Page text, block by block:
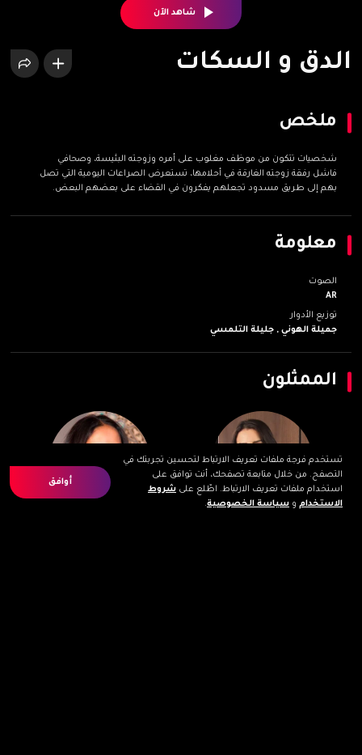
شاهد الآن
الدق و السكات
ملخص
شخصيات تتكون من موظف مغلوب على أمره وزوجته البئيسة، وصحافي
فاشل رفقة زوجته الغارقة في أحلامها، تستعرض الصراعات اليومية التي تصل
بهم إلى طريق مسدود تجعلهم يفكرون في القضاء على بعضهم البعض.
معلومة
الصوت
AR
توزيع الأدوار
جميلة الهوني , جليلة التلمسي
الممثلون
تستخدم فرجة ملفات تعريف الارتباط لتحسين تجربتك في
التصفح. من خلال متابعة تصفحك، أنت توافق على
استخدام ملفات تعريف الارتباط. اطّلع على شروط
الاستخدام و سياسة الخصوصية.
أوافق